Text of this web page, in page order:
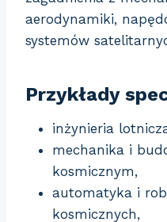
aerodynamiki,
systemów
Przykłady
inżynieria
mechanika i
kosmicznym,
automatyka i
kosmicznych,